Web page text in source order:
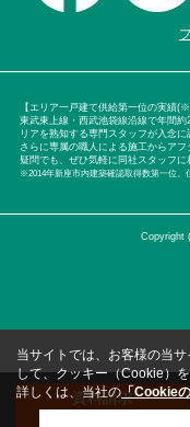
【エリア一戸建て供給第一位の実績
東武東上線・西武池袋線沿線で年間
リアを熟知する専門スタッフが入念
さらに専属の職人による施工からア
疑問でも、ぜひ気軽に同社スタッフに
※2014年新座市内建築確認取得数第一位。
Copyright
資料請求
当サイトでは、お客様の当
して、クッキー（Cookie）
詳しくは、当社の「Cookie